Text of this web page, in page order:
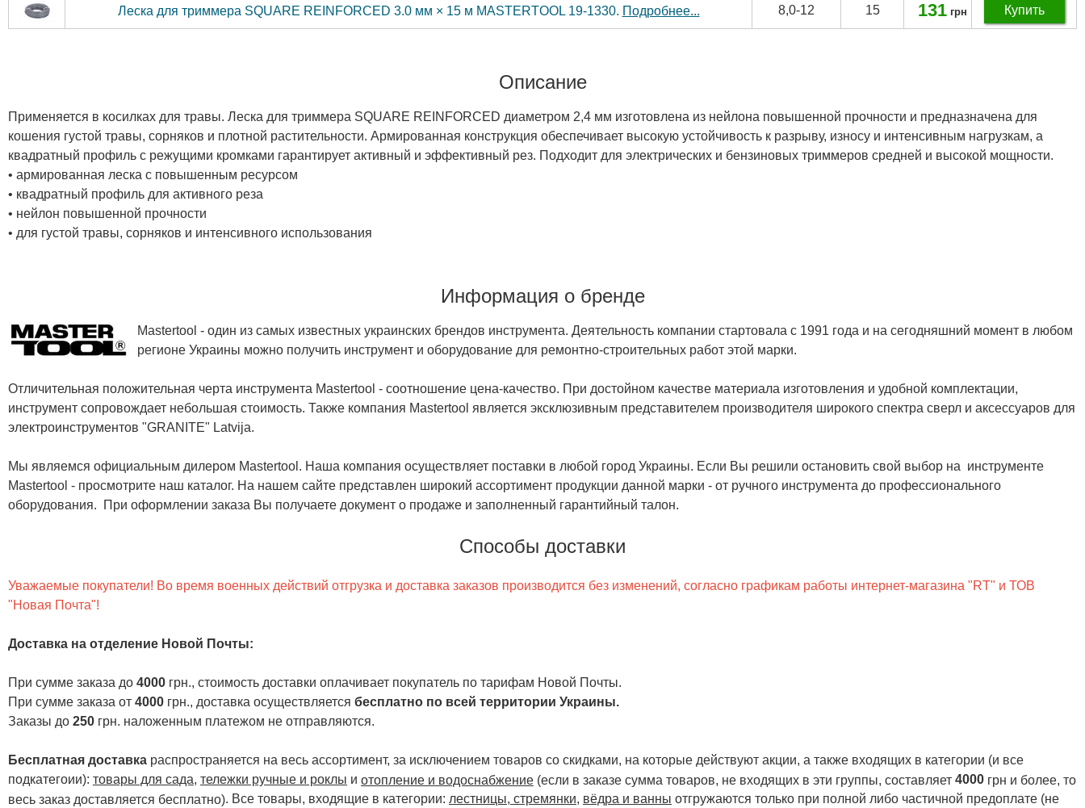
Леска для триммера SQUARE REINFORCED 3.0 мм × 15 м MASTERTOOL 19-1330. Подробнее... 8,0-12 15 131 грн Купить
Описание
Применяется в косилках для травы. Леска для триммера SQUARE REINFORCED диаметром 2,4 мм изготовлена из нейлона повышенной прочности и предназначена для
кошения густой травы, сорняков и плотной растительности. Армированная конструкция обеспечивает высокую устойчивость к разрыву, износу и интенсивным нагрузкам, а
квадратный профиль с режущими кромками гарантирует активный и эффективный рез. Подходит для электрических и бензиновых триммеров средней и высокой мощности.
• армированная леска с повышенным ресурсом
• квадратный профиль для активного реза
• нейлон повышенной прочности
• для густой травы, сорняков и интенсивного использования
Информация о бренде
Mastertool - один из самых известных украинских брендов инструмента. Деятельность компании стартовала с 1991 года и на сегодняшний момент в любом
регионе Украины можно получить инструмент и оборудование для ремонтно-строительных работ этой марки.
Отличительная положительная черта инструмента Mastertool - соотношение цена-качество. При достойном качестве материала изготовления и удобной комплектации,
инструмент сопровождает небольшая стоимость. Также компания Mastertool является эксклюзивным представителем производителя широкого спектра сверл и аксессуаров для
электроинструментов "GRANITE" Latvija.
Мы являемся официальным дилером Mastertool. Наша компания осуществляет поставки в любой город Украины. Если Вы решили остановить свой выбор на инструменте
Mastertool - просмотрите наш каталог. На нашем сайте представлен широкий ассортимент продукции данной марки - от ручного инструмента до профессионального
оборудования. При оформлении заказа Вы получаете документ о продаже и заполненный гарантийный талон.
Способы доставки
Уважаемые покупатели! Во время военных действий отгрузка и доставка заказов производится без изменений, согласно графикам работы интернет-магазина "RT" и ТОВ
"Новая Почта"!
Доставка на отделение Новой Почты:
При сумме заказа до 4000 грн., стоимость доставки оплачивает покупатель по тарифам Новой Почты.
При сумме заказа от 4000 грн., доставка осуществляется бесплатно по всей территории Украины.
Заказы до 250 грн. наложенным платежом не отправляются.
Бесплатная доставка распространяется на весь ассортимент, за исключением товаров со скидками, на которые действуют акции, а также входящих в категории (и все
подкатегоии): товары для сада, тележки ручные и роклы и отопление и водоснабжение (если в заказе сумма товаров, не входящих в эти группы, составляет 4000 грн и более, то
весь заказ доставляется бесплатно). Все товары, входящие в категории: лестницы, стремянки, вёдра и ванны отгружаются только при полной либо частичной предоплате (не